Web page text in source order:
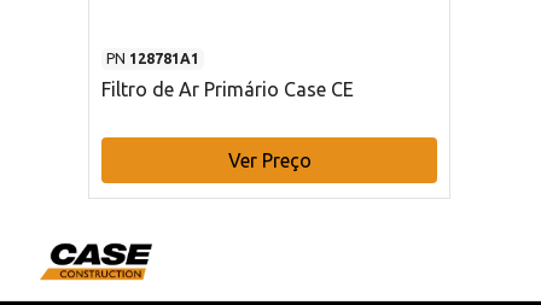
PN 128781A1
Filtro de Ar Primário Case CE
Ver Preço